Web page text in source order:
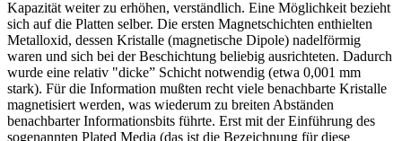
Kapazität weiter zu erhöhen, verständlich. Eine Möglichkeit bezieht
sich auf die Platten selber. Die ersten Magnetschichten enthielten
Metalloxid, dessen Kristalle (magnetische Dipole) nadelförmig
waren und sich bei der Beschichtung beliebig ausrichteten. Dadurch
wurde eine relativ "dicke” Schicht notwendig (etwa 0,001 mm
stark). Für die Information mußten recht viele benachbarte Kristalle
magnetisiert werden, was wiederum zu breiten Abständen
benachbarter Informationsbits führte. Erst mit der Einführung des
sogenannten Plated Media (das ist die Bezeichnung für diese